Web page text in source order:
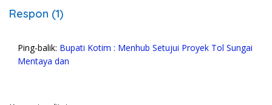
Respon (1)
Ping-balik: Bupati Kotim : Menhub Setujui Proyek Tol Sungai
Mentaya dan